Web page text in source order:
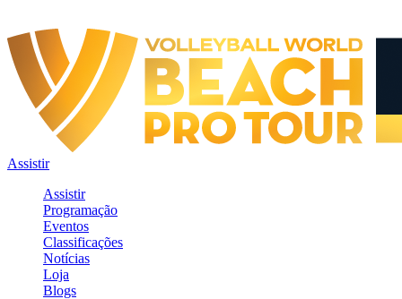
Assistir
Assistir
Programação
Eventos
Classificações
Notícias
Loja
Blogs